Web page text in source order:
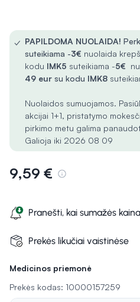
Medicinos priemonė
Prekės kodas: 10000157259
✓ PAPILDOMA NUOLAIDA!
suteikiama -3€ nuolaida
kodu IMK5 suteikiama -5€
49 eur su kodu IMK8
Nuolaidos sumuojamos.
akcijai 1+1, pristatymo
pirkimo metu galima
Galioja iki 2026 08 09
9,59 €
Pranešti, kai sumažės kaina
Prekės likučiai vaistinėse